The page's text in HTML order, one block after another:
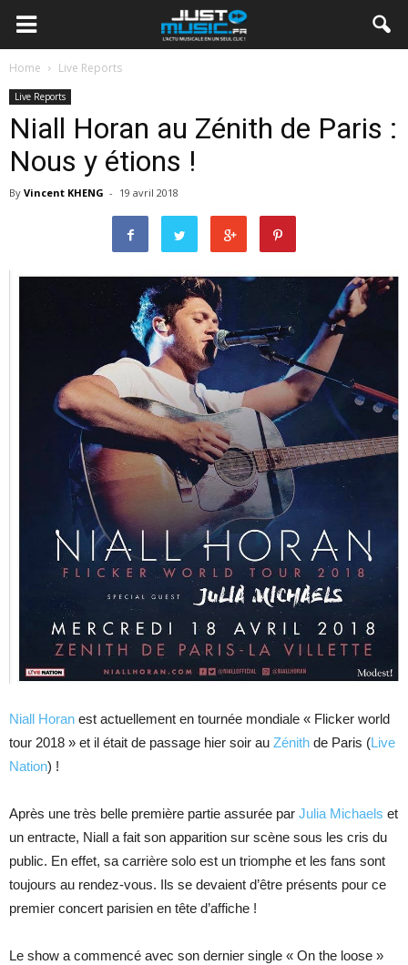
Home Live Reports
Live Reports
Niall Horan au Zénith de Paris :
Nous y étions !
By Vincent KHENG - 19 avril 2018
Niall Horan est actuellement en tournée mondiale « Flicker world
tour 2018 » et il était de passage hier soir au Zénith de Paris (Live
Nation) !
Après une très belle première partie assurée par Julia Michaels et
un entracte, Niall a fait son apparition sur scène sous les cris du
public. En effet, sa carrière solo est un triomphe et les fans sont
toujours au rendez-vous. Ils se devaient d’être présents pour ce
premier concert parisien en tête d’affiche !
Le show a commencé avec son dernier single « On the loose »